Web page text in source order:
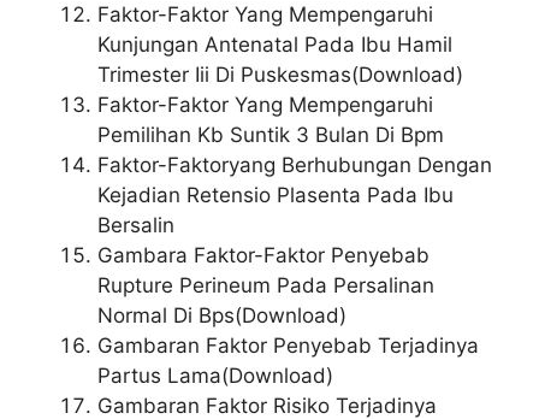
Faktor-Faktor Yang Mempengaruhi
Kunjungan Antenatal Pada Ibu Hamil
Trimester Iii Di Puskesmas(Download)
Faktor-Faktor Yang Mempengaruhi
Pemilihan Kb Suntik 3 Bulan Di Bpm
Faktor-Faktoryang Berhubungan Dengan
Kejadian Retensio Plasenta Pada Ibu
Bersalin
Gambara Faktor-Faktor Penyebab
Rupture Perineum Pada Persalinan
Normal Di Bps(Download)
Gambaran Faktor Penyebab Terjadinya
Partus Lama(Download)
Gambaran Faktor Risiko Terjadinya